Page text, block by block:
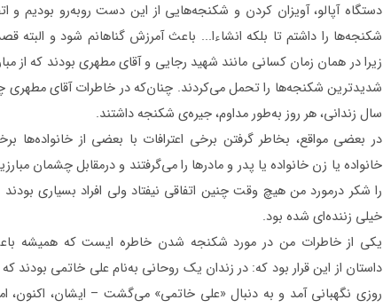
دستگاه آپالو، آویزان کردن و شکنجه‌هایی از این دست روبه‌رو بودیم
شکنجه‌ها را داشتم تا بلکه انشاءا... باعث آمرزش گناهانم شود و البته
زیرا در همان زمان کسانی مانند شهید رجایی و آقای مطهری بودند که از
شدیدترین شکنجه‌ها را تحمل می‌کردند. چنان‌که در خاطرات آقای
سال زندانی، هر روز به‌طور مداوم، جیره‌ی شکنجه داشتند.
‌در بعضی مواقع، بخاطر گرفتن برخی اعترافات با بعضی از خانواده‌ها
خانواده یا زن خانواده یا پدر و مادرها را می‌گرفتند و درمقابل چشمان
را شکر درمورد من هیچ وقت چنین اتفاقی نیفتاد ولی افراد بسیاری
خیلی زننده‌ای شده بود.
یکی از خاطرات من در مورد شکنجه شدن خاطره ایست که همیشه
داستان از این قرار بود که: در زندان یک روحانی به‌نام علی خاتمی بودند
روزی نگهبانی آمد و به دنبال «علی خاتمی» می‌گشت – ایشان، اکنون،